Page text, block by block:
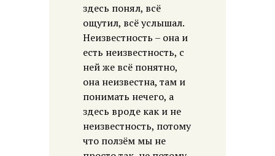
здесь понял, всё
ощутил, всё услышал.
Неизвестность – она и
есть неизвестность, с
ней же всё понятно,
она неизвестна, там и
понимать нечего, а
здесь вроде как и не
неизвестность, потому
что ползём мы не